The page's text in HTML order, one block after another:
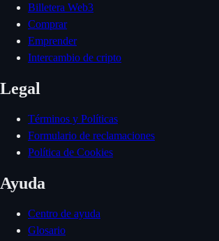
Billetera Web3
Comprar
Emprender
Intercambio de cripto
Legal
Términos y Políticas
Formulario de reclamaciones
Política de Cookies
Ayuda
Centro de ayuda
Glosario